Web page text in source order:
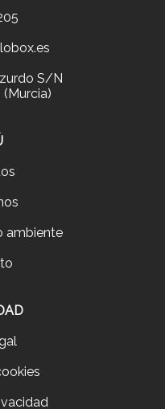
S/N
ambiente